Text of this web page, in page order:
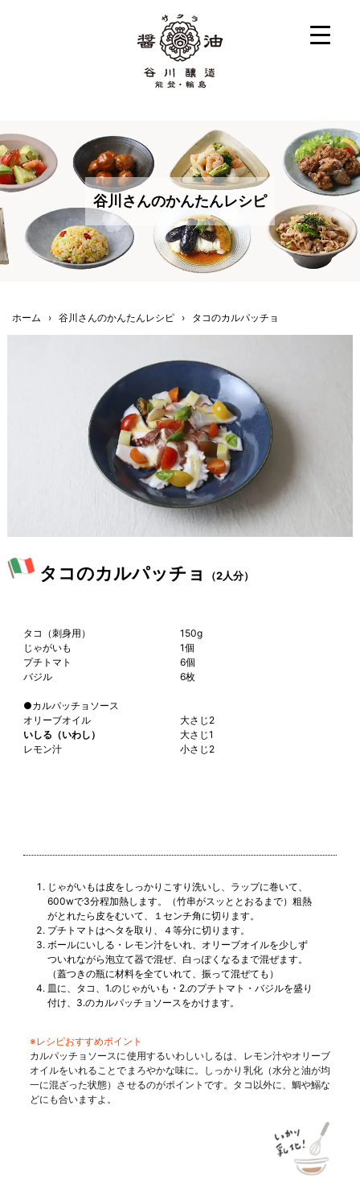
谷川さんのかんたんレシピ
ホーム › 谷川さんのかんたんレシピ › タコのカルパッチョ
タコのカルパッチョ （2人分）
タコ（刺身用）
150g
じゃがいも
1個
プチトマト
6個
バジル
6枚
●カルパッチョソース
オリーブオイル
大さじ2
いしる（いわし）
大さじ1
レモン汁
小さじ2
じゃがいもは皮をしっかりこすり洗いし、ラップに巻いて、
600wで3分程加熱します。（竹串がスッととおるまで）粗熱
がとれたら皮をむいて、１センチ角に切ります。
プチトマトはヘタを取り、４等分に切ります。
ボールにいしる・レモン汁をいれ、オリーブオイルを少しず
ついれながら泡立て器で混ぜ、白っぽくなるまで混ぜます。
（蓋つきの瓶に材料を全ていれて、振って混ぜても）
皿に、タコ、1.のじゃがいも・2.のプチトマト・バジルを盛り
付け、3.のカルパッチョソースをかけます。
※レシピおすすめポイント
カルパッチョソースに使用するいわしいしるは、レモン汁やオリーブ
オイルをいれることでまろやかな味に。しっかり乳化（水分と油が均
一に混ざった状態）させるのがポイントです。タコ以外に、鯛や鰯な
どにも合いますよ。